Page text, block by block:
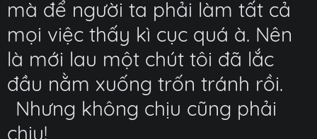
mà để người ta phải làm tất cả
mọi việc thấy kì cục quá à. Nên
là mới lau một chút tôi đã lắc
đầu nằm xuống trốn tránh rồi.
Nhưng không chịu cũng phải
chịu!